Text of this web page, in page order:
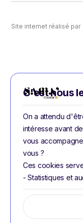
Site internet réalisé par
C'est nous
On a attendu
intéresse avant
vous
vous ?
Ces cookies
- Statistiques et